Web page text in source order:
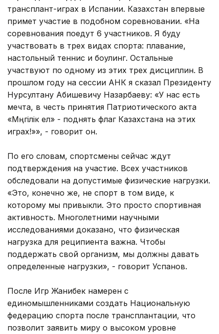
трансплант-играх в Испании. Казахстан впервые
примет участие в подобном соревновании. «На
соревнования поедут 6 участников. Я буду
участвовать в трех видах спорта: плавание,
настольный теннис и боулинг. Остальные
участвуют по одному из этих трех дисциплин. В
прошлом году на сессии АНК я сказал Президенту
Нурсултану Абишевичу Назарбаеву: «У нас есть
мечта, в честь принятия Патриотического акта
«Мәңгілік ел» - поднять флаг Казахстана на этих
играх!»», - говорит он.
По его словам, спортсмены сейчас ждут
подтверждения на участие. Всех участников
обследовали на допустимые физические нагрузки.
«Это, конечно же, не спорт в том виде, к
которому мы привыкли. Это просто спортивная
активность. Многолетними научными
исследованиями доказано, что физическая
нагрузка для реципиента важна. Чтобы
поддержать свой организм, мы должны давать
определенные нагрузки», - говорит Успанов.
После Игр Жанибек намерен с
единомышленниками создать Национальную
федерацию спорта после трансплантации, что
позволит заявить миру о высоком уровне